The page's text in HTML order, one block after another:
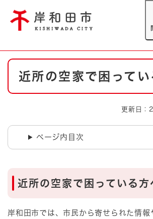
やさしい日本語
背景色変更 白 黒 青
とじる
防災・緊急情報 救急
ハザードマップ AED
本
近所の空家で困ってい
更新日：
ページ内目次
近所の空家で困っている方
岸和田市では、市民から寄せられた情報